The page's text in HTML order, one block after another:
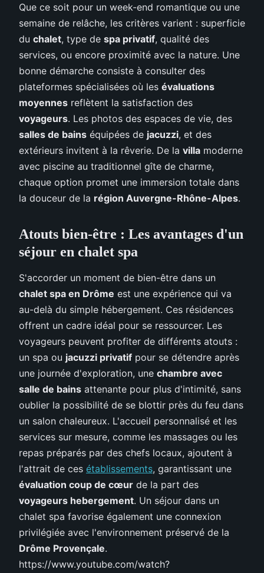
Que ce soit pour un week-end romantique ou une
semaine de relâche, les critères varient : superficie
du chalet, type de spa privatif, qualité des
services, ou encore proximité avec la nature. Une
bonne démarche consiste à consulter des
plateformes spécialisées où les évaluations
moyennes reflètent la satisfaction des
voyageurs. Les photos des espaces de vie, des
salles de bains équipées de jacuzzi, et des
extérieurs invitent à la rêverie. De la villa moderne
avec piscine au traditionnel gîte de charme,
chaque option promet une immersion totale dans
la douceur de la région Auvergne-Rhône-Alpes.
Atouts bien-être : Les avantages d'un
séjour en chalet spa
S'accorder un moment de bien-être dans un
chalet spa en Drôme est une expérience qui va
au-delà du simple hébergement. Ces résidences
offrent un cadre idéal pour se ressourcer. Les
voyageurs peuvent profiter de différents atouts :
un spa ou jacuzzi privatif pour se détendre après
une journée d'exploration, une chambre avec
salle de bains attenante pour plus d'intimité, sans
oublier la possibilité de se blottir près du feu dans
un salon chaleureux. L'accueil personnalisé et les
services sur mesure, comme les massages ou les
repas préparés par des chefs locaux, ajoutent à
l'attrait de ces établissements, garantissant une
évaluation coup de cœur de la part des
voyageurs hebergement. Un séjour dans un
chalet spa favorise également une connexion
privilégiée avec l'environnement préservé de la
Drôme Provençale.
https://www.youtube.com/watch?